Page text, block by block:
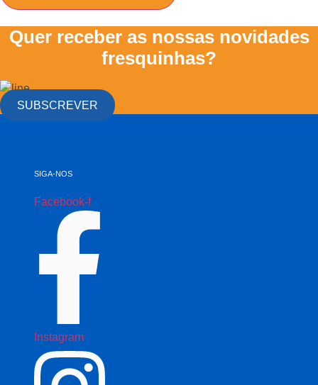
Quer receber as nossas novidades
fresquinhas?
SUBSCREVER
SIGA-NOS
Facebook-f
Instagram